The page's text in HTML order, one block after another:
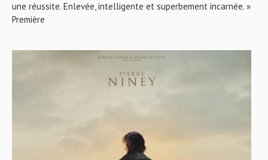
une réussite. Enlevée, intelligente et superbement incarnée. »
Première